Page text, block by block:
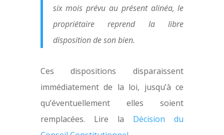
six mois prévu au présent alinéa, le
propriétaire reprend la libre
disposition de son bien.
Ces dispositions disparaissent
immédiatement de la loi, jusqu’à ce
qu’éventuellement elles soient
remplacées. Lire la Décision du